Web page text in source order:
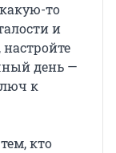
то
и
день —
к
кто